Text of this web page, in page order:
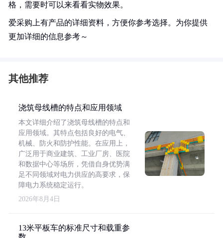
格，需要时可以来看看实物效果。
爱采购上有产品的详细资料，方便你参考选择。为你提供
更加详细的信息参考～
其他推荐
浇筑母线槽的特点和应用领域
本文详细介绍了浇筑母线槽的特点和
应用领域。其特点包括良好的电气、
机械、防火和防护性能。在应用上，
广泛用于商业建筑、工业厂房、医院
和数据中心等场所，凭借自身优势满
足不同领域对电力供应的高要求，保
障电力系统稳定运行。
2026年8月4日
13米平板车的标准尺寸和载重参